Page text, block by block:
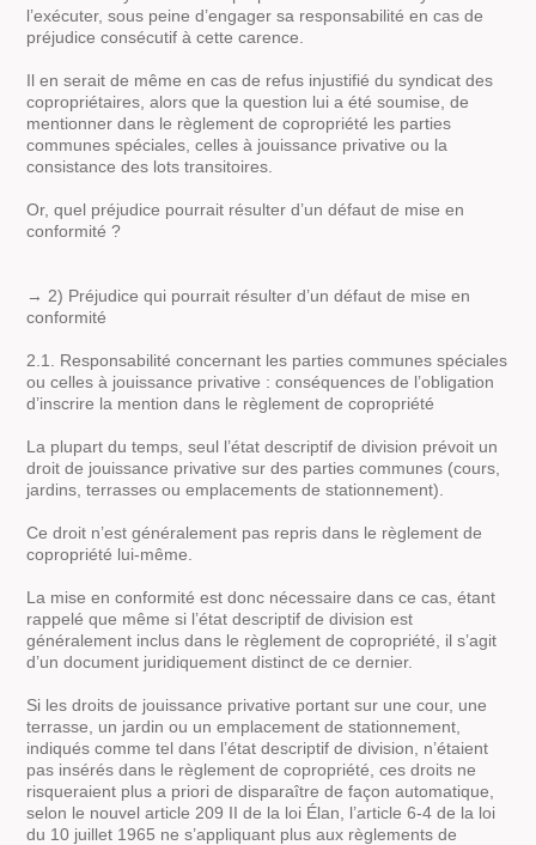
l’exécuter, sous peine d’engager sa responsabilité en cas de
préjudice consécutif à cette carence.
Il en serait de même en cas de refus injustifié du syndicat des
copropriétaires, alors que la question lui a été soumise, de
mentionner dans le règlement de copropriété les parties
communes spéciales, celles à jouissance privative ou la
consistance des lots transitoires.
Or, quel préjudice pourrait résulter d’un défaut de mise en
conformité ?
→ 2) Préjudice qui pourrait résulter d’un défaut de mise en
conformité
2.1. Responsabilité concernant les parties communes spéciales
ou celles à jouissance privative : conséquences de l’obligation
d’inscrire la mention dans le règlement de copropriété
La plupart du temps, seul l’état descriptif de division prévoit un
droit de jouissance privative sur des parties communes (cours,
jardins, terrasses ou emplacements de stationnement).
Ce droit n’est généralement pas repris dans le règlement de
copropriété lui-même.
La mise en conformité est donc nécessaire dans ce cas, étant
rappelé que même si l’état descriptif de division est
généralement inclus dans le règlement de copropriété, il s’agit
d’un document juridiquement distinct de ce dernier.
Si les droits de jouissance privative portant sur une cour, une
terrasse, un jardin ou un emplacement de stationnement,
indiqués comme tel dans l’état descriptif de division, n’étaient
pas insérés dans le règlement de copropriété, ces droits ne
risqueraient plus a priori de disparaître de façon automatique,
selon le nouvel article 209 II de la loi Élan, l’article 6-4 de la loi
du 10 juillet 1965 ne s’appliquant plus aux règlements de